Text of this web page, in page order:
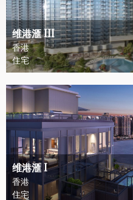
维港滙 III
香港
住宅
维港滙 I
香港
住宅